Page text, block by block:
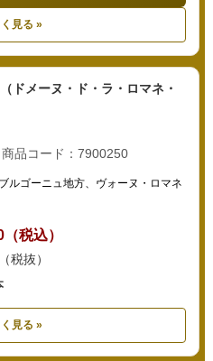
見る »
ドメーヌ・ド・ラ・ロマネ・
商品コード：7900250
ルゴーニュ地方、ヴォーヌ・ロマネ
税込）
税抜）
見る »